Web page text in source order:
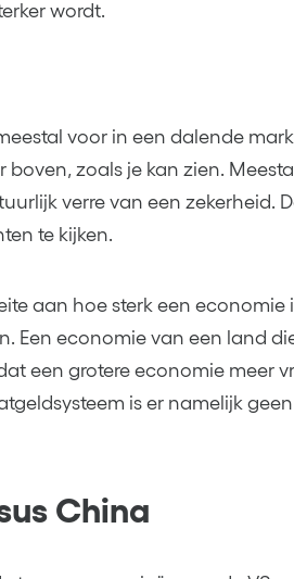
wordt.
voor in een dalende
zoals je kan zien.
verre van een zekerheid.
te kijken.
aan hoe sterk een economie
Een economie van een land
een grotere economie meer
is er namelijk
China